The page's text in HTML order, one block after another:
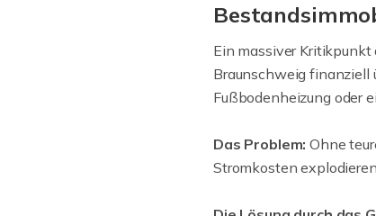
Ein massiver Kritikpunkt
Braunschweig finanziell
Fußbodenheizung oder
Das Problem: Ohne
Stromkosten